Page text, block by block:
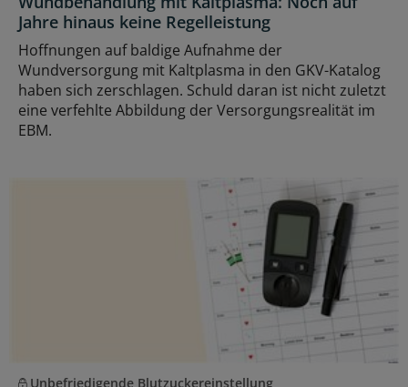
Jahre hinaus keine Regelleistung
Hoffnungen auf baldige Aufnahme der
Wundversorgung mit Kaltplasma in den GKV-Katalog
haben sich zerschlagen. Schuld daran ist nicht zuletzt
eine verfehlte Abbildung der Versorgungsrealität im
EBM.
Unbefriedigende Blutzuckereinstellung